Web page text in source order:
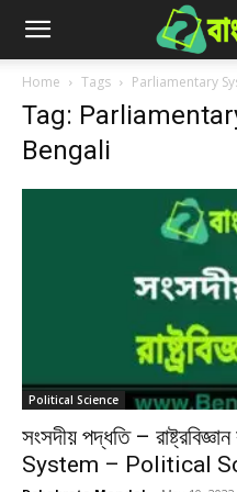
Home Tags Parliamentary
Tag:
Bengali
Political Science
সংসদীয় পদ্ধতি –
System – Political